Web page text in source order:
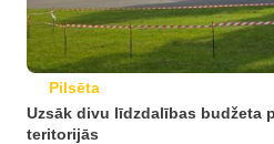
Pilsēta
Uzsāk divu līdzdalības budžeta
teritorijās